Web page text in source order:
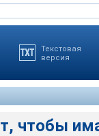
Текстовая
версия
чтобы